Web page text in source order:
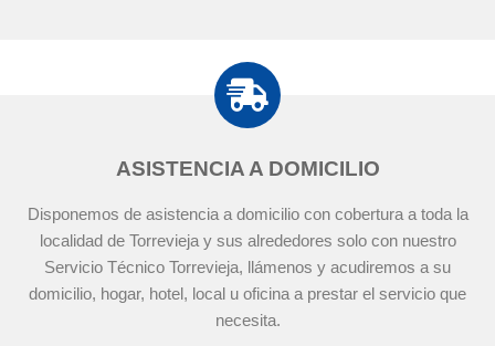
ASISTENCIA A DOMICILIO
Disponemos de asistencia a domicilio con cobertura a toda la
localidad de Torrevieja y sus alrededores solo con nuestro
Servicio Técnico Torrevieja, llámenos y acudiremos a su
domicilio, hogar, hotel, local u oficina a prestar el servicio que
necesita.